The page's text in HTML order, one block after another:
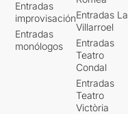
Entradas
improvisación
Entradas
monólogos
Entradas La
Villarroel
Entradas
Teatro
Condal
Entradas
Teatro
Victòria